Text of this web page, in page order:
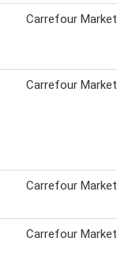
Carrefour Market
Carrefour Market
Carrefour Market
Carrefour Market